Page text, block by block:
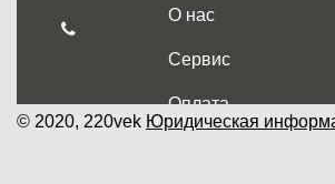
О нас
Сервис
Оплата
Доставка и
© 2020, 220vek Юридическая